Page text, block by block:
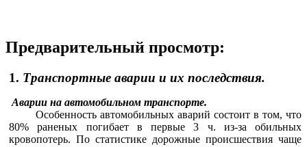
Предварительный просмотр:
1. Транспортные аварии и их последствия.
Аварии на автомобильном транспорте.
Особенность автомобильных аварий состоит в том, что
80% раненых погибает в первые 3 ч. из-за обильных
кровопотерь. По статистике дорожные происшествия чаще